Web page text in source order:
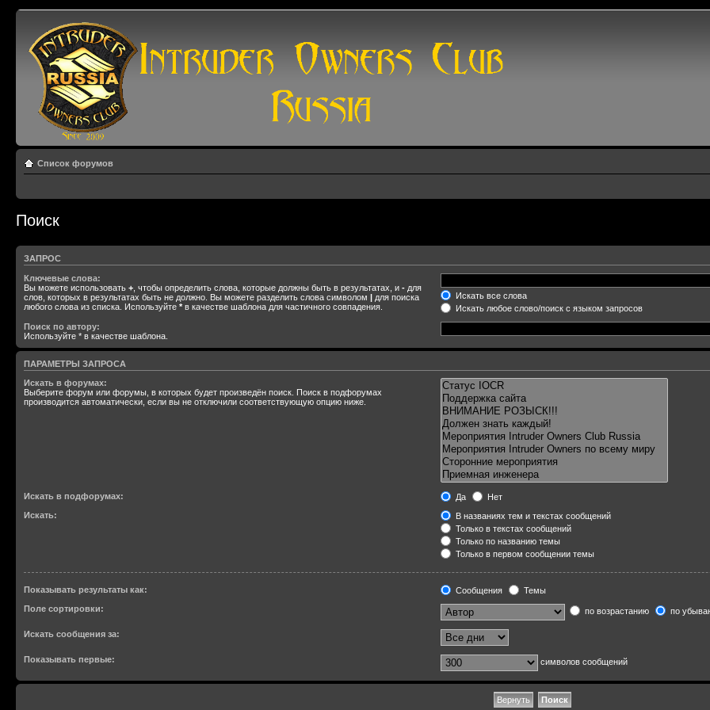
Список форумов
Поиск
ЗАПРОС
Ключевые слова:
Вы можете использовать + , чтобы определить слова, которые должны быть в результатах, и - для
слов, которых в результатах быть не должно. Вы можете разделить слова символом | для поиска
любого слова из списка. Используйте * в качестве шаблона для частичного совпадения.
Искать все слова
Искать любое слово/поиск с языком запросов
Поиск по автору:
Используйте * в качестве шаблона.
ПАРАМЕТРЫ ЗАПРОСА
Искать в форумах:
Выберите форум или форумы, в которых будет произведён поиск. Поиск в подфорумах
производится автоматически, если вы не отключили соответствующую опцию ниже.
Искать в подфорумах: Да
Нет
Искать:
В названиях тем и текстах сообщений
Только в текстах сообщений
Только по названию темы
Только в первом сообщении темы
Показывать результаты как: Сообщения
Темы
Поле сортировки:
по возрастанию по
Искать сообщения за:
Показывать первые: символов сообщений